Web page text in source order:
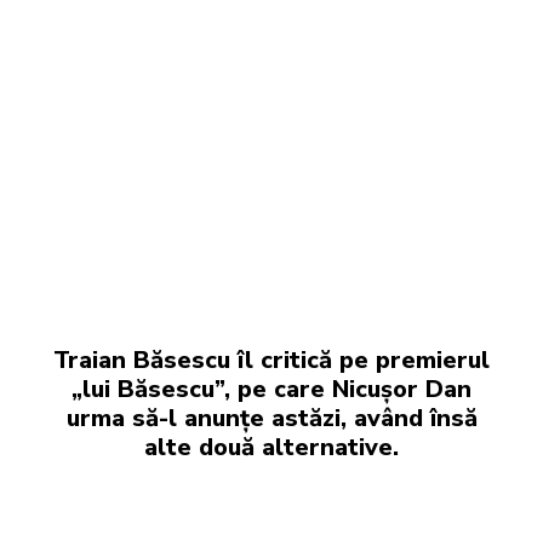
Traian Băsescu îl critică pe premierul
„lui Băsescu”, pe care Nicușor Dan
urma să-l anunțe astăzi, având însă
alte două alternative.